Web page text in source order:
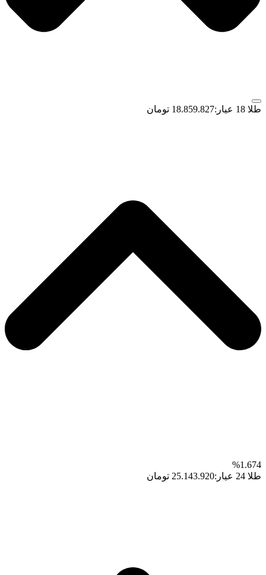
طلا 18 عیار: 18.859.827 تومان
1.674%
طلا 24 عیار:
25.143.920 تومان